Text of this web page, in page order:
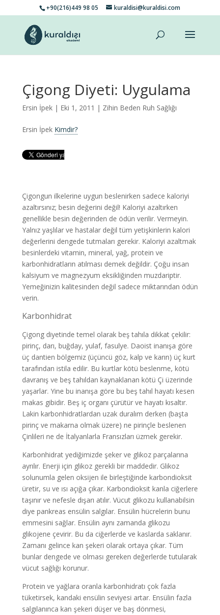
+90(216)449 98 05 kuraldisi@kuraldisi.com
Çigong Diyeti: Uygulama
Ersin İpek| Eki 1, 2011 | Zihin Beden Ruh Sağlığı
Ersin İpek Kimdir?
Çigongun ilkelerine uygun beslenirken sadece kaloriyi
azaltırsınız; besin değerini değil! Kaloriyi azaltırken
genellikle besin değerinden de ödün verilir. Vermeyin.
Yalnız yaşlılar ve hastalar değil tüm yetişkinlerin kalori
değerlerini dengede tutmaları gerekir. Kaloriyi azaltmak
besinlerdeki vitamin, mineral, yağ, protein ve
karbonhidratların atılması demek değildir. Çoğu insan
kalsiyum ve magnezyum eksikliğinden muzdariptir.
Yemeğinizin kalitesinden değil sadece miktarından ödün
verin.
Karbonhidrat
Çigong diyetinde temel olarak beş tahıla dikkat çekilir:
pirinç, darı, buğday, yulaf, fasulye. Daoist inanışa göre
üç dantien bölgemiz (üçüncü göz, kalp ve karın) üç kurt
tarafından istila edilir. Bu kurtlar kötü beslenme, kötü
davranış ve beş tahıldan kaynaklanan kötü Çi üzerinde
yaşarlar. Yine bu inanışa göre bu beş tahıl hayatı kesen
makas gibidir. Beş iç organı çürütür ve hayatı kısaltır.
Lakin karbonhidratlardan uzak duralım derken (başta
pirinç ve makarna olmak üzere) ne pirinçle beslenen
Çinlileri ne de İtalyanlarla Fransızları üzmek gerekir.
Karbonhidrat yediğimizde şeker ve glikoz parçalarına
ayrılır. Enerji için glikoz gerekli bir maddedir. Glikoz
solunumla gelen oksijen ile birleştiğinde karbondioksit
üretir, su ve ısı açığa çıkar. Karbondioksit kanla ciğerlere
taşınır ve nefesle dışarı atılır. Vücut glikozu kullanabilsin
diye pankreas ensülin salgılar. Ensülin hücrelerin bunu
emmesini sağlar. Ensülin aynı zamanda glikozu
glikojene çevirir. Bu da ciğerlerde ve kaslarda saklanır.
Zamanı gelince kan şekeri olarak ortaya çıkar. Tüm
bunlar dengede ve olması gereken değerlerde tutularak
vücut sağlığı korunur.
Protein ve yağlara oranla karbonhidratı çok fazla
tüketirsek, kandaki ensülin seviyesi artar. Ensülin fazla
salgılanınca kan şekeri düşer ve baş dönmesi,